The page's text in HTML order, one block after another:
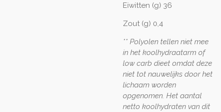
Eiwitten (g) 36
Zout (g) 0,4
** Polyolen tellen niet mee
in het koolhydraatarm of
low carb dieet omdat deze
niet tot nauwelijks door het
lichaam worden
opgenomen. Het aantal
netto koolhydraten van dit